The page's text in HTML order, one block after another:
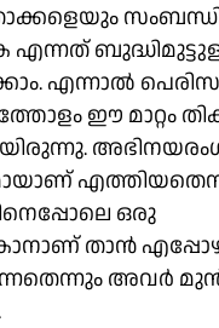
എന്നത്
എന്നാൽ
ഈ മാറ്റം
ഒരു
താൻ
അവർ